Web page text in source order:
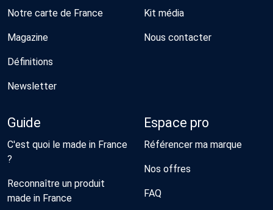
Notre carte de France
Magazine
Définitions
Newsletter
Kit média
Nous contacter
Guide
C'est quoi le made in France
?
Reconnaître un produit
made in France
Espace pro
Référencer ma marque
Nos offres
FAQ